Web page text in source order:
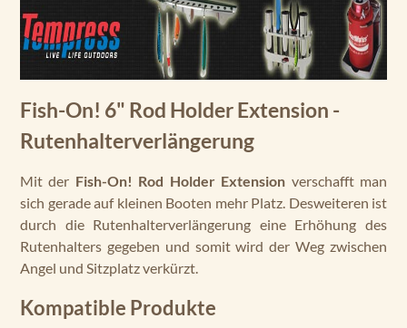
Fish-On! 6" Rod Holder Extension -
Rutenhalterverlängerung
Mit der Fish-On! Rod Holder Extension verschafft man
sich gerade auf kleinen Booten mehr Platz. Desweiteren ist
durch die Rutenhalterverlängerung eine Erhöhung des
Rutenhalters gegeben und somit wird der Weg zwischen
Angel und Sitzplatz verkürzt.
Kompatible Produkte